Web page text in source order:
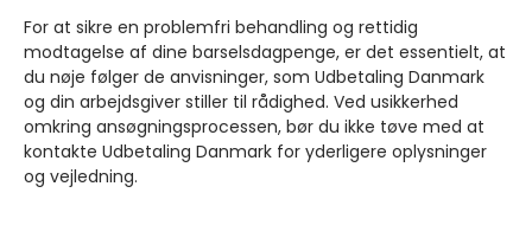
For at sikre en problemfri behandling og rettidig
modtagelse af dine barselsdagpenge, er det essentielt, at
du nøje følger de anvisninger, som Udbetaling Danmark
og din arbejdsgiver stiller til rådighed. Ved usikkerhed
omkring ansøgningsprocessen, bør du ikke tøve med at
kontakte Udbetaling Danmark for yderligere oplysninger
og vejledning.